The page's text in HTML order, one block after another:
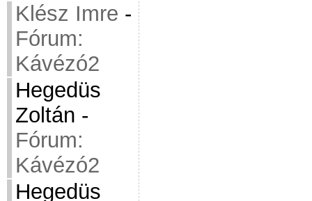
Klész Imre -
Fórum:
Kávézó2
Hegedüs
Zoltán -
Fórum:
Kávézó2
Hegedüs